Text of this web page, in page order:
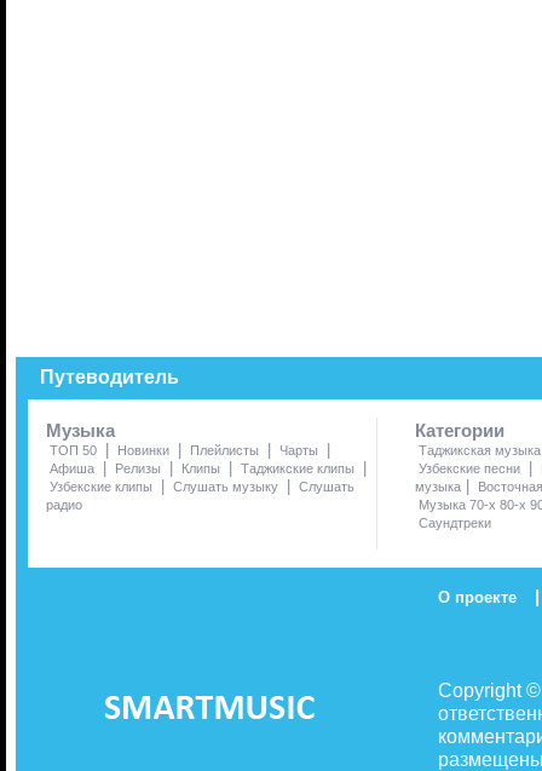
Путеводитель
Музыка
ТОП 50 | Новинки | Плейлисты | Чарты |
Афиша | Релизы | Клипы | Таджикские клипы |
Узбекские клипы | Слушать музыку | Слушать
радио
Категории
Таджикская музыка
Узбекские песни
|
музыка |
Музыка 70-х 80-х
Саундтреки
О проекте |
Copyright
размещены